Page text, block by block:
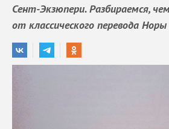
Сент-Экзюпери. Разбираемся,
от классического перевода Норы